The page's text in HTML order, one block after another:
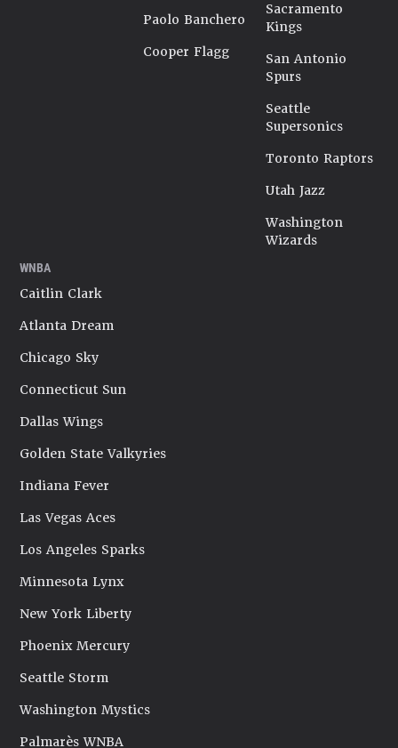
Paolo Banchero
Cooper Flagg
Sacramento
Kings
San Antonio
Spurs
Seattle
Supersonics
Toronto Raptors
Utah Jazz
Washington
Wizards
WNBA
Caitlin Clark
Atlanta Dream
Chicago Sky
Connecticut Sun
Dallas Wings
Golden State Valkyries
Indiana Fever
Las Vegas Aces
Los Angeles Sparks
Minnesota Lynx
New York Liberty
Phoenix Mercury
Seattle Storm
Washington Mystics
Palmarès WNBA